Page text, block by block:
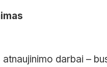
darbai –